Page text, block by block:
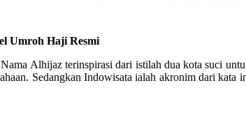
Umroh Haji Resmi
Alhijaz terinspirasi dari istilah dua kota suci
Sedangkan Indowisata ialah akronim dari kata